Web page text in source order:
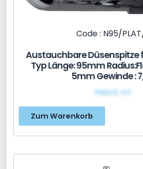
Code : N95/
Austauchbare Düsenspitze
Typ Länge: 95mm
5mm Gewinde :
PRIX€ HT
Zum Warenkorb